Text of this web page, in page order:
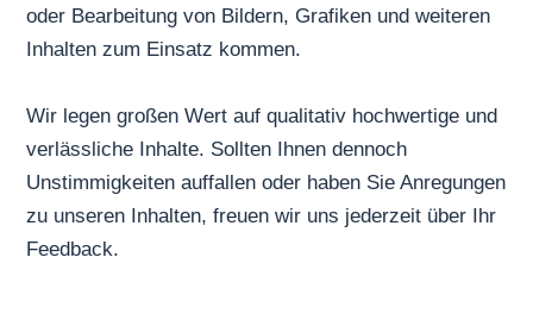
oder Bearbeitung von Bildern, Grafiken und weiteren
Inhalten zum Einsatz kommen.
Wir legen großen Wert auf qualitativ hochwertige und
verlässliche Inhalte. Sollten Ihnen dennoch
Unstimmigkeiten auffallen oder haben Sie Anregungen
zu unseren Inhalten, freuen wir uns jederzeit über Ihr
Feedback.